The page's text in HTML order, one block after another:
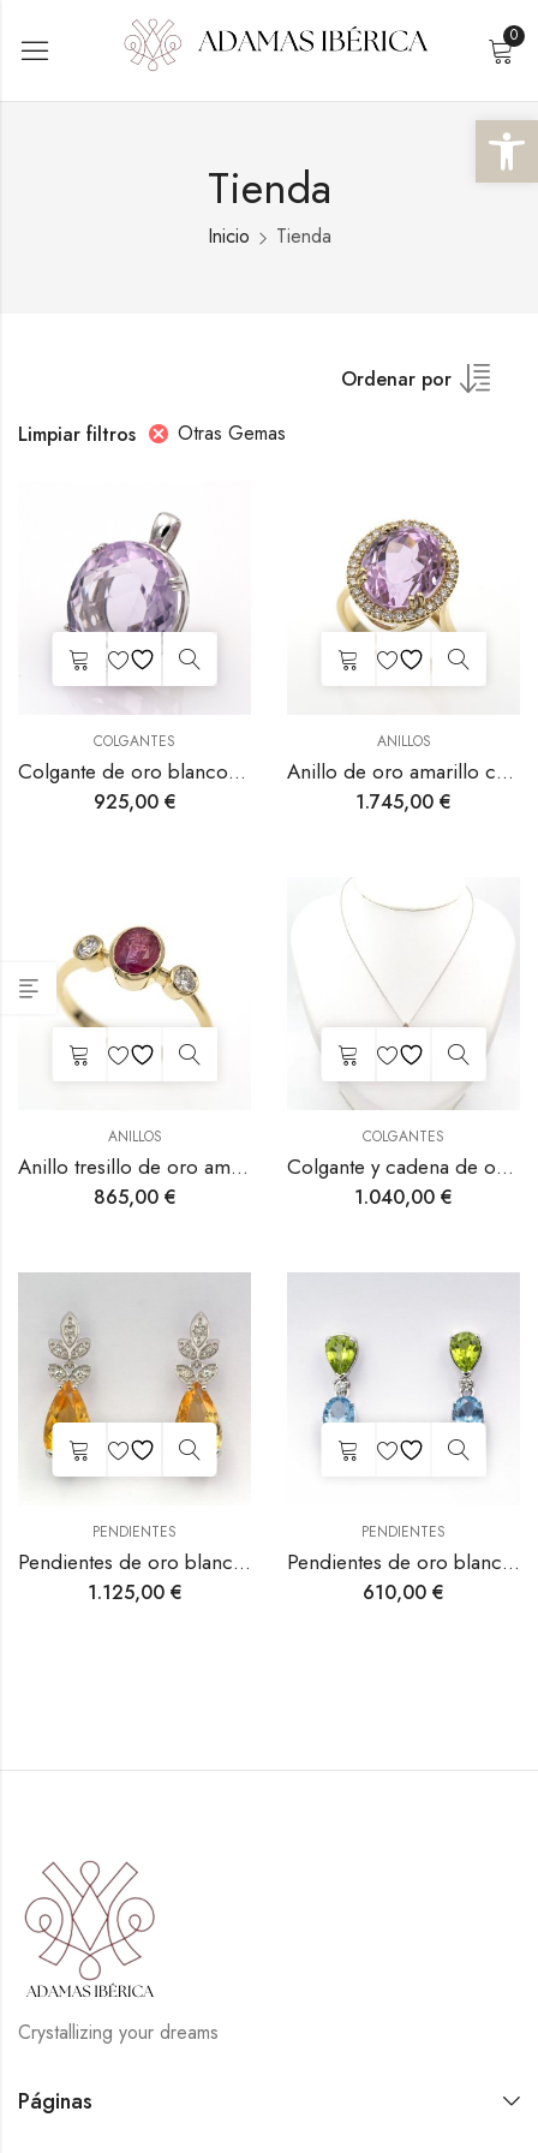
Abrir
0
Tienda
Inicio Tienda
Ordenar por
Limpiar filtros
Otras Gemas
COLGANTES
Colgante de oro blanco con kunzita.
925,00 €
ANILLOS
Anillo de oro amarillo con kunzita rosa y diamantes.
1.745,00 €
ANILLOS
Anillo tresillo de oro amarillo con rubí y diamantes.
865,00 €
COLGANTES
Colgante y cadena de oro blanco con citrino y diamante.
1.040,00 €
PENDIENTES
Pendientes de oro blanco con citrino y diamantes.
1.125,00 €
PENDIENTES
Pendientes de oro blanco con topacio, peridoto y diamante.
610,00 €
Crystallizing your dreams
Páginas